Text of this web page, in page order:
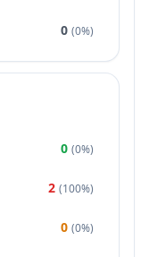
0 (0%)
0 (0%)
2 (100%)
0 (0%)